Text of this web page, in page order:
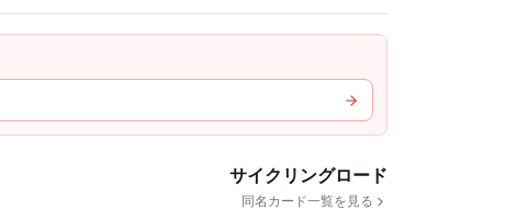
サイクリングロード
同名カード一覧を見る